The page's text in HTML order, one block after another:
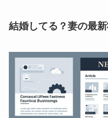
結婚してる？妻の最